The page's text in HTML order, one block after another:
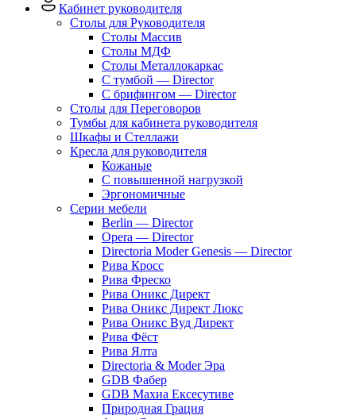
Кабинет руководителя
Столы для Руководителя
Столы Массив
Столы МДФ
Столы Металлокаркас
С тумбой — Director
C брифингом — Director
Столы для Переговоров
Тумбы для кабинета руководителя
Шкафы и Стеллажи
Кресла для руководителя
Кожаные
С повышенной нагрузкой
Эргономичные
Серии мебели
Berlin — Director
Opera — Director
Directoria Moder Genesis — Director
Рива Кросс
Рива Фреско
Рива Оникс Директ
Рива Оникс Директ Люкс
Рива Оникс Вуд Директ
Рива Фёст
Рива Ялта
Directoria & Moder Эра
GDB Фабер
GDB Махиа Ексесутиве
Природная Грация